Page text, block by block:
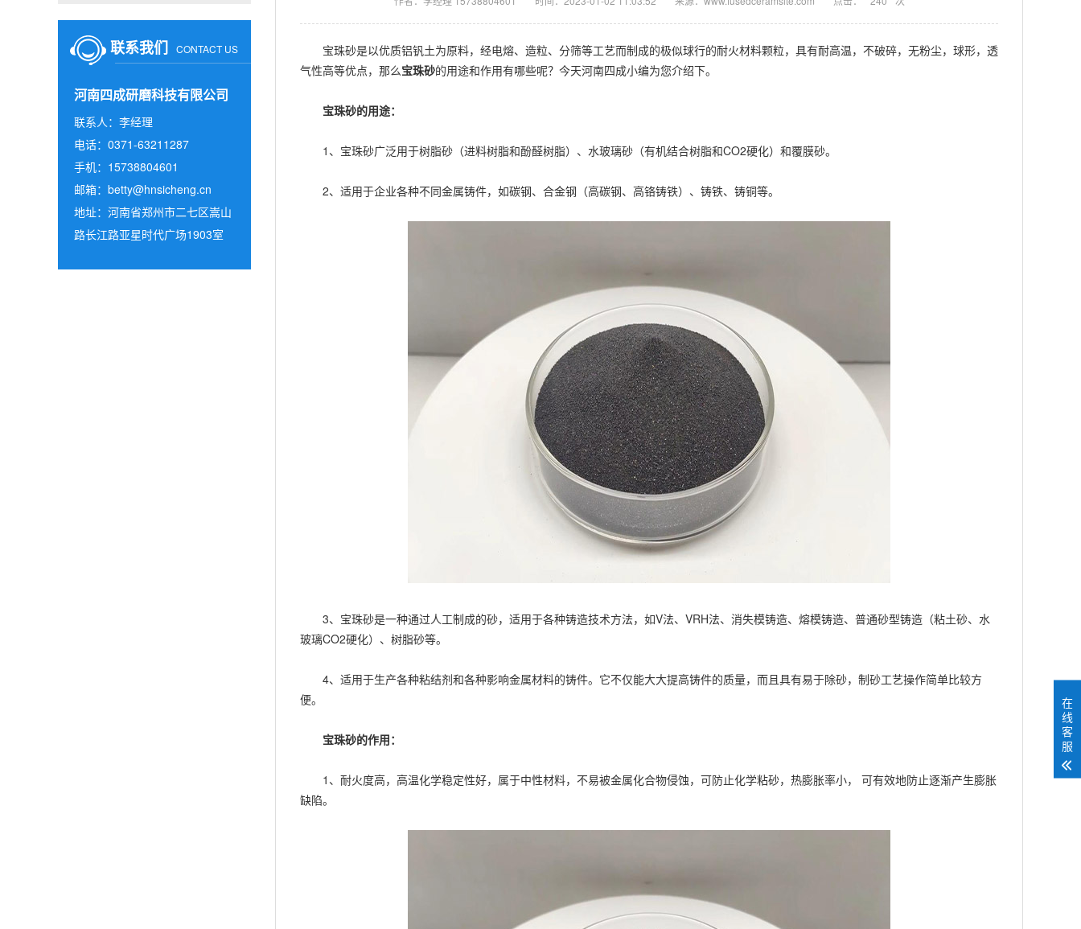
联系我们 CONTACT US
河南四成研磨科技有限公司
联系人：李经理
电话：0371-63211287
手机：15738804601
邮箱： betty@hnsicheng.cn
地址：河南省郑州市二七区嵩山
路长江路亚星时代广场1903室
宝珠砂是以优质铝钒土为原料，经电熔、造粒、分筛等工艺而制成的极似球行的耐火材料颗粒，具有耐高温，不破碎，无粉尘，球形，透
气性高等优点，那么宝珠砂的用途和作用有哪些呢？今天河南四成小编为您介绍下。
宝珠砂的用途：
1、宝珠砂广泛用于树脂砂（进料树脂和酚醛树脂）、水玻璃砂（有机结合树脂和CO2硬化）和覆膜砂。
2、适用于企业各种不同金属铸件，如碳钢、合金钢（高碳钢、高铬铸铁）、铸铁、铸铜等。
3、宝珠砂是一种通过人工制成的砂，适用于各种铸造技术方法，如V法、VRH法、消失模铸造、熔模铸造、普通砂型铸造（粘土砂、水
玻璃CO2硬化）、树脂砂等。
4、适用于生产各种粘结剂和各种影响金属材料的铸件。它不仅能大大提高铸件的质量，而且具有易于除砂，制砂工艺操作简单比较方
便。
宝珠砂的作用：
1、耐火度高，高温化学稳定性好，属于中性材料，不易被金属化合物侵蚀，可防止化学粘砂，热膨胀率小， 可有效地防止逐渐产生膨胀
缺陷。
在
线
客
服